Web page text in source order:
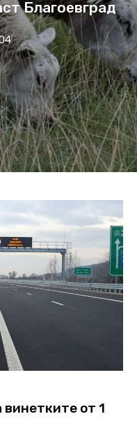
Благоевград
от 1